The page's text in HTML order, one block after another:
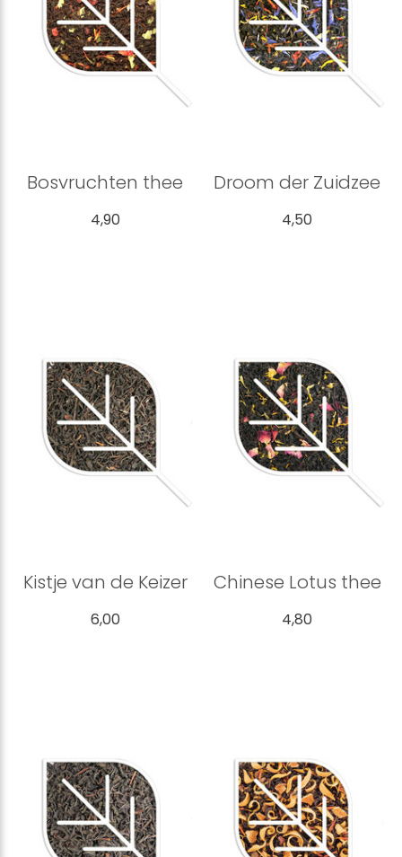
Bosvruchten thee
4,90
Droom der Zuidzee
4,50
Kistje van de Keizer
6,00
Chinese Lotus thee
4,80